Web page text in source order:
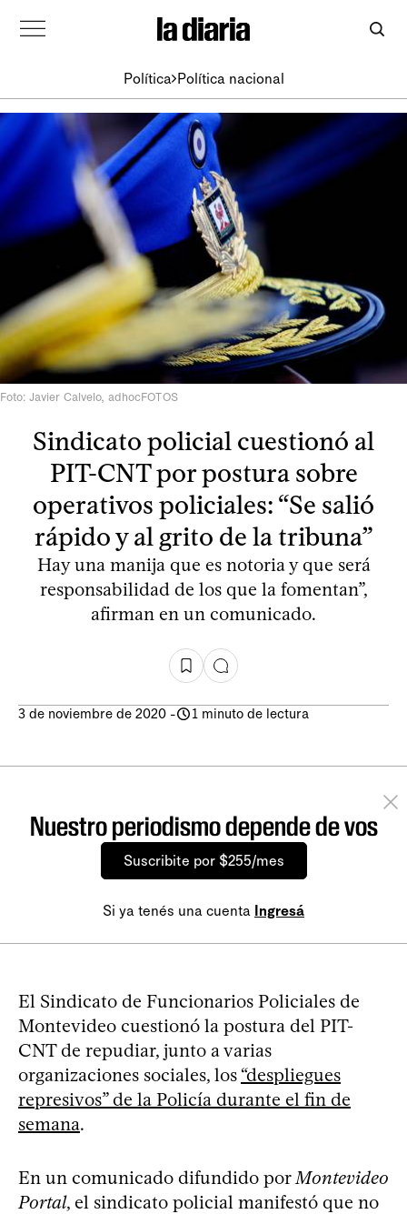
Política Política nacional
Foto: Javier Calvelo, adhocFOTOS
Sindicato policial cuestionó al
PIT-CNT por postura sobre
operativos policiales: “Se salió
rápido y al grito de la tribuna”
Hay una manija que es notoria y que será
responsabilidad de los que la fomentan”,
afirman en un comunicado.
3 de noviembre de 2020 - 1 minuto de lectura
Nuestro periodismo depende de vos
Suscribite por $255/mes
Si ya tenés una cuenta Ingresá
El Sindicato de Funcionarios Policiales de
Montevideo cuestionó la postura del PIT-
CNT de repudiar, junto a varias
organizaciones sociales, los “despliegues
represivos” de la Policía durante el fin de
semana.
En un comunicado difundido por Montevideo
Portal, el sindicato policial manifestó que no